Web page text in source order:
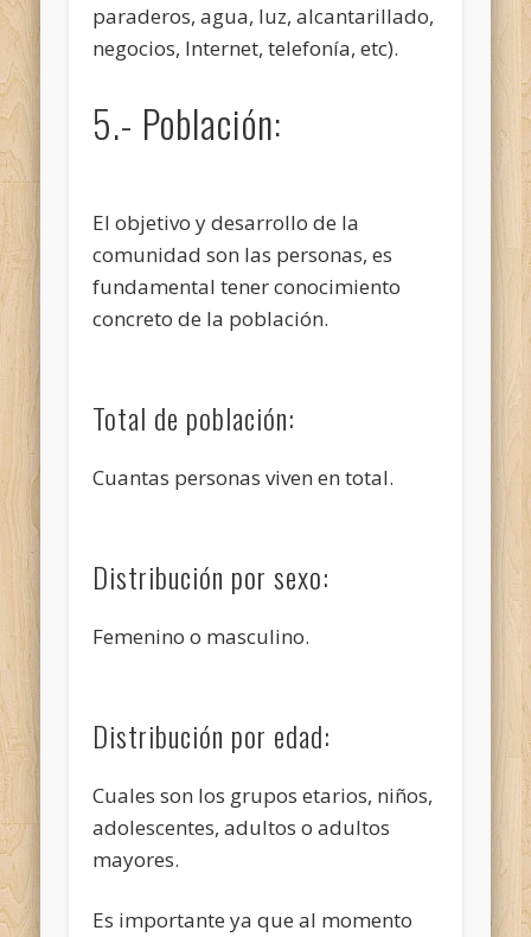
paraderos, agua, luz, alcantarillado,
negocios, Internet, telefonía, etc).
5.- Población:
El objetivo y desarrollo de la
comunidad son las personas, es
fundamental tener conocimiento
concreto de la población.
Total de población:
Cuantas personas viven en total.
Distribución por sexo:
Femenino o masculino.
Distribución por edad:
Cuales son los grupos etarios, niños,
adolescentes, adultos o adultos
mayores.
Es importante ya que al momento